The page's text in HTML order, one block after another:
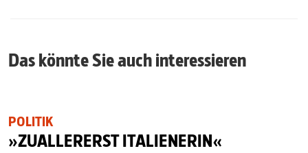
Das könnte Sie auch interessieren
POLITIK
»ZUALLERERST ITALIENERIN«